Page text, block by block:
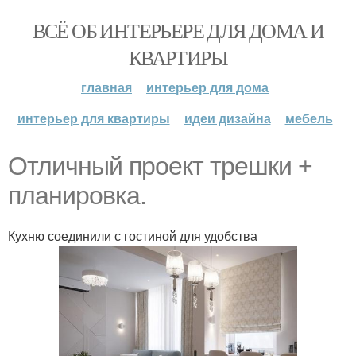
ВСЁ ОБ ИНТЕРЬЕРЕ ДЛЯ ДОМА И
КВАРТИРЫ
главная
интерьер для дома
интерьер для квартиры
идеи дизайна мебель
Отличный проект трешки +
планировка.
Кухню соединили с гостиной для удобства